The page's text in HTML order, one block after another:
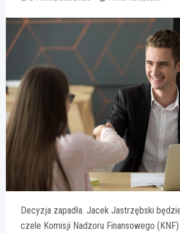
Decyzja zapadła. Jacek Jastrzębski
czele Komisji Nadzoru Finansowego